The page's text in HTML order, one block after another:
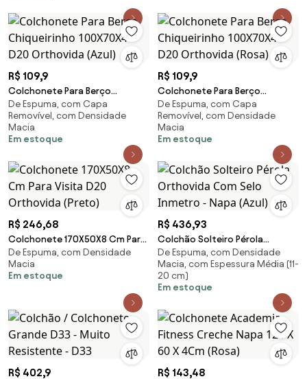
R$ 109,9
Colchonete Para Berço
Chiqueirinho 100X70X4 - D20
Orthovida (Azul)
De Espuma, com Capa
Removível, com Densidade
Macia
Em estoque
R$ 109,9
Colchonete Para Berço
Chiqueirinho 100X70X4 - D20
Orthovida (Rosa)
De Espuma, com Capa
Removível, com Densidade
Macia
Em estoque
R$ 246,68
Colchonete 170X50X8 Cm Para
Visita D20 Orthovida (Preto)
De Espuma, com Densidade
Macia
Em estoque
R$ 436,93
Colchão Solteiro Pérola
Orthovida Com Selo Inmetro -
Napa (Azul)
De Espuma, com Densidade
Macia, com Espessura Média (11-
20 cm)
Em estoque
R$ 402,9 R$ 143,48